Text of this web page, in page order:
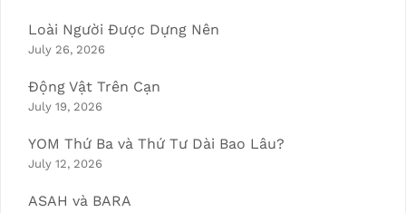
Loài Người Được Dựng Nên
July 26, 2026
Động Vật Trên Cạn
July 19, 2026
YOM Thứ Ba và Thứ Tư Dài Bao Lâu?
July 12, 2026
ASAH và BARA